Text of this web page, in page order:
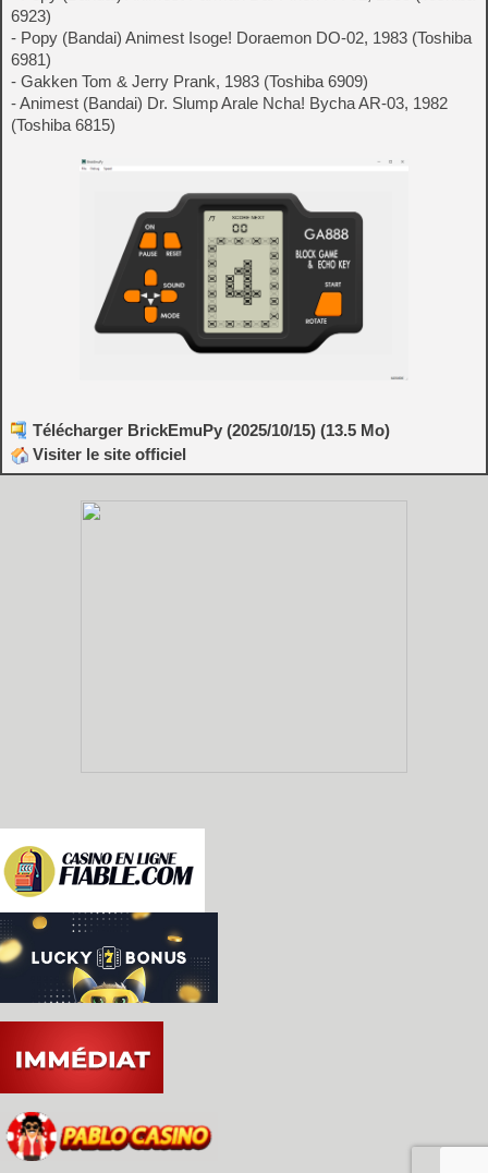
6923)
- Popy (Bandai) Animest Isoge! Doraemon DO-02, 1983 (Toshiba
6981)
- Gakken Tom & Jerry Prank, 1983 (Toshiba 6909)
- Animest (Bandai) Dr. Slump Arale Ncha! Bycha AR-03, 1982
(Toshiba 6815)
Télécharger BrickEmuPy (2025/10/15) (13.5 Mo)
Visiter le site officiel